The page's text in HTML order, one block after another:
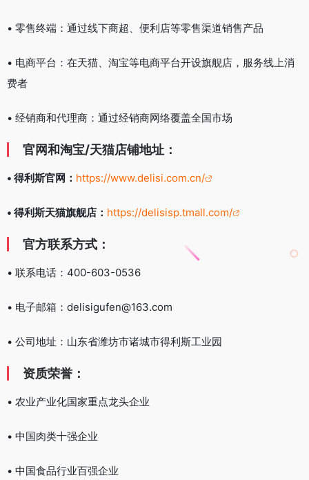
• 零售终端：通过线下商超、便利店等零售渠道销售产品
• 电商平台：在天猫、淘宝等电商平台开设旗舰店，服务线上消
费者
• 经销商和代理商：通过经销商网络覆盖全国市场
官网和淘宝/天猫店铺地址：
• 得利斯官网： https://www.delisi.com.cn/
• 得利斯天猫旗舰店： https://delisisp.tmall.com/
官方联系方式：
• 联系电话：400-603-0536
• 电子邮箱：delisigufen@163.com
• 公司地址：山东省潍坊市诸城市得利斯工业园
资质荣誉：
• 农业产业化国家重点龙头企业
• 中国肉类十强企业
• 中国食品行业百强企业